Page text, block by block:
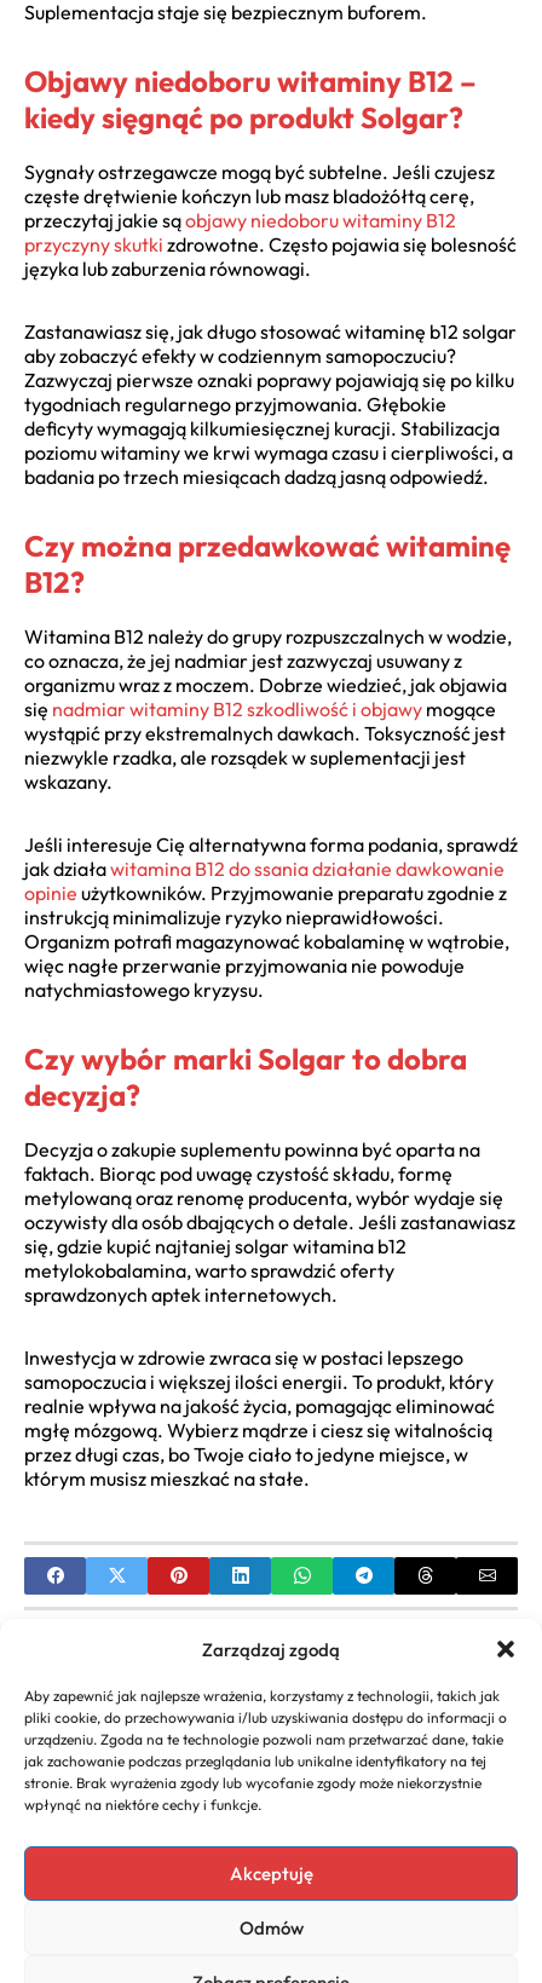
Zarządzaj zgodą
Aby zapewnić jak najlepsze wrażenia, korzystamy z technologii, takich jak
pliki cookie, do przechowywania i/lub uzyskiwania dostępu do informacji o
urządzeniu. Zgoda na te technologie pozwoli nam przetwarzać dane, takie
jak zachowanie podczas przeglądania lub unikalne identyfikatory na tej
stronie. Brak wyrażenia zgody lub wycofanie zgody może niekorzystnie
wpłynąć na niektóre cechy i funkcje.
Akceptuję
Odmów
Suplementacja staje się bezpiecznym buforem.
Objawy niedoboru witaminy B12 –
kiedy sięgnąć po produkt Solgar?
Sygnały ostrzegawcze mogą być subtelne. Jeśli czujesz
częste drętwienie kończyn lub masz bladożółtą cerę,
przeczytaj jakie sąobjawy niedoboru witaminy B12
przyczyny skutki zdrowotne. Często pojawia się bolesność
języka lub zaburzenia równowagi.
Zastanawiasz się, jak długo stosować witaminę b12 solgar
aby zobaczyć efekty w codziennym samopoczuciu?
Zazwyczaj pierwsze oznaki poprawy pojawiają się po kilku
tygodniach regularnego przyjmowania. Głębokie
deficyty wymagają kilkumiesięcznej kuracji. Stabilizacja
poziomu witaminy we krwi wymaga czasu i cierpliwości, a
badania po trzech miesiącach dadzą jasną odpowiedź.
Czy można przedawkować witaminę
B12?
Witamina B12 należy do grupy rozpuszczalnych w wodzie,
co oznacza, że jej nadmiar jest zazwyczaj usuwany z
organizmu wraz z moczem. Dobrze wiedzieć, jak objawia
się nadmiar witaminy B12 szkodliwość i objawy mogące
wystąpić przy ekstremalnych dawkach. Toksyczność jest
niezwykle rzadka, ale rozsądek w suplementacji jest
wskazany.
Jeśli interesuje Cię alternatywna forma podania, sprawdź
jak działawitamina B12 do ssania działanie dawkowanie
opinie użytkowników. Przyjmowanie preparatu zgodnie z
instrukcją minimalizuje ryzyko nieprawidłowości.
Organizm potrafi magazynować kobalaminę w wątrobie,
więc nagłe przerwanie przyjmowania nie powoduje
natychmiastowego kryzysu.
Czy wybór marki Solgar to dobra
decyzja?
Decyzja o zakupie suplementu powinna być oparta na
faktach. Biorąc pod uwagę czystość składu, formę
metylowaną oraz renomę producenta, wybór wydaje się
oczywisty dla osób dbających o detale. Jeśli zastanawiasz
się, gdzie kupić najtaniej solgar witamina b12
metylokobalamina, warto sprawdzić oferty
sprawdzonych aptek internetowych.
Inwestycja w zdrowie zwraca się w postaci lepszego
samopoczucia i większej ilości energii. To produkt, który
realnie wpływa na jakość życia, pomagając eliminować
mgłę mózgową. Wybierz mądrze i ciesz się witalnością
przez długi czas, bo Twoje ciało to jedyne miejsce, w
którym musisz mieszkać na stałe.
Dawkowanie i opinie o witaminie C dla niemowląt
– poradnik
NEXT
Witaminy z grupy B przy antybiotyku – rola i
Copyright 2026. All rights